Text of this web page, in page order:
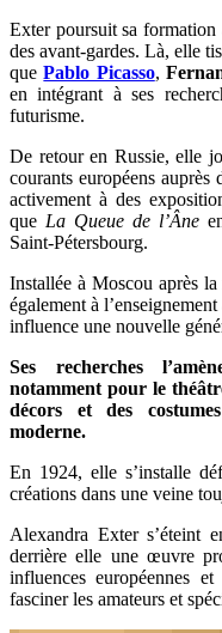
Exter poursuit sa
des avant-gardes. Là, elle
quePablo Picasso,
en intégrant à ses
futurisme.
De retour en Russie, elle
courants européens auprès
activement à des
que La Queue de l’Âne
Saint-Pétersbourg.
Installée à Moscou après
également à
influence une nouvelle
Ses recherches
notamment pour le
décors et des
moderne.
En 1924, elle s’installe
créations dans une veine
Alexandra Exter s’éteint
derrière elle une œuvre
influences européennes
fasciner les amateurs et